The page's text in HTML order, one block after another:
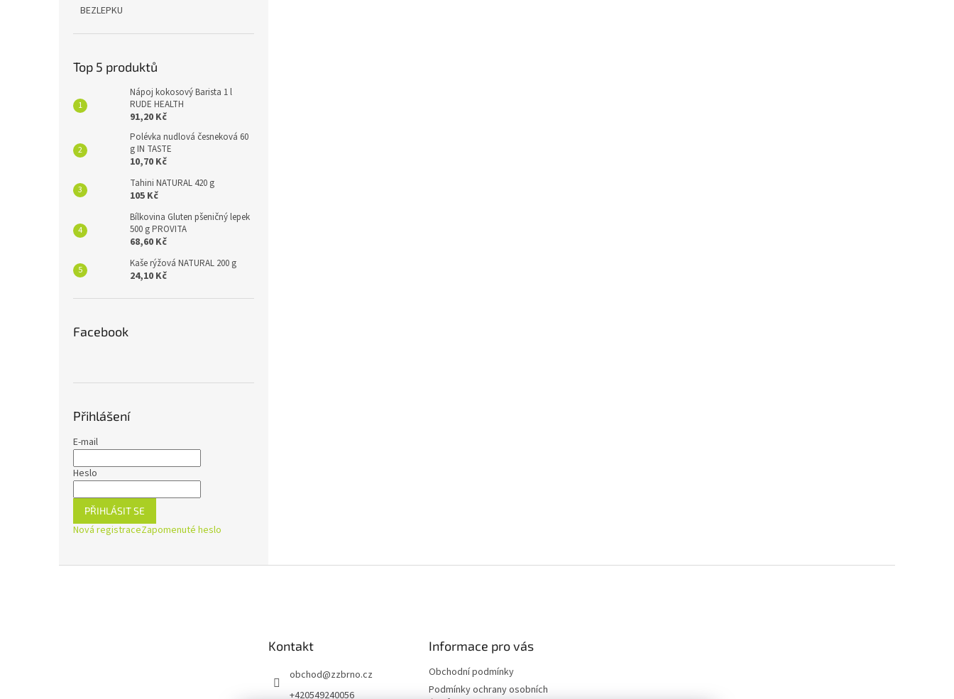
BEZLEPKU
Top 5 produktů
Nápoj kokosový Barista 1 l
RUDE HEALTH
91,20 Kč
Polévka nudlová česneková 60
g IN TASTE
10,70 Kč
Tahini NATURAL 420 g
105 Kč
Bílkovina Gluten pšeničný lepek
500 g PROVITA
68,60 Kč
Kaše rýžová NATURAL 200 g
24,10 Kč
Facebook
Přihlášení
E-mail
Heslo
PŘIHLÁSIT SE
Nová registraceZapomenuté heslo
Kontakt
obchod@zzbrno.cz
+420549240056
Informace pro vás
Obchodní podmínky
Podmínky ochrany osobních